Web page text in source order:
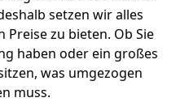
setzen wir alles
Preise zu bieten. Ob Sie
haben oder ein großes
was umgezogen
muss.